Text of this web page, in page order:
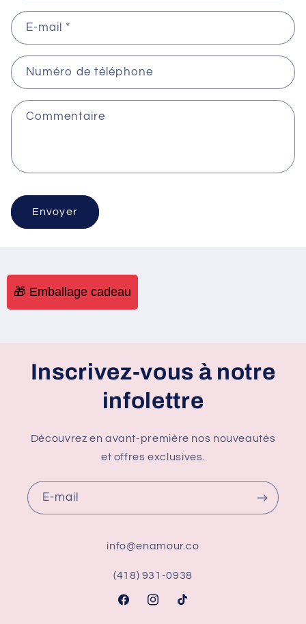
E-mail *
Numéro de téléphone
Commentaire
Envoyer
🎁 Emballage cadeau
Inscrivez-vous à notre
infolettre
Découvrez en avant-première nos nouveautés
et offres exclusives.
E-mail
info@enamour.co
(418) 931-0938
FacebookInstagram
TikTok